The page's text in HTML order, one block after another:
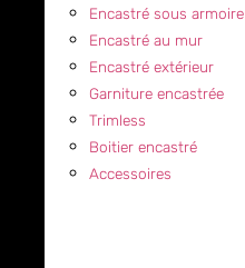
Encastré sous armoire
Encastré au mur
Encastré extérieur
Garniture encastrée
Trimless
Boitier encastré
Accessoires